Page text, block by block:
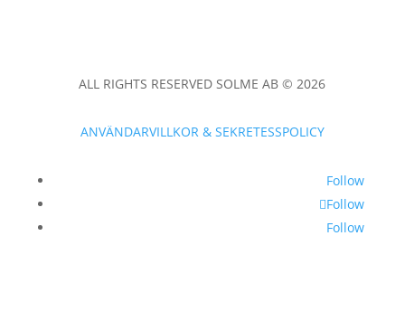
ALL RIGHTS RESERVED SOLME AB © 2026
ANVÄNDARVILLKOR & SEKRETESSPOLICY
Follow
Follow
Follow